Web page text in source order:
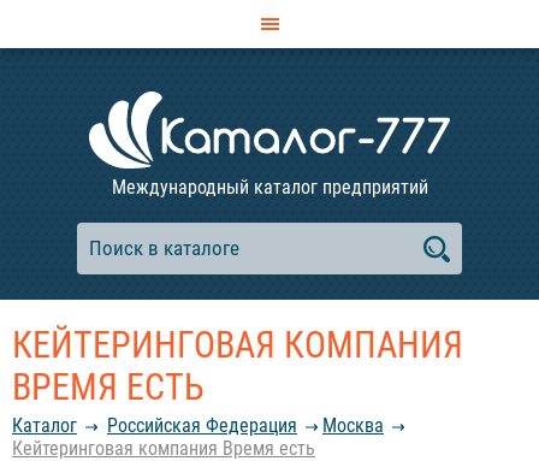
Международный каталог предприятий
КЕЙТЕРИНГОВАЯ КОМПАНИЯ
ВРЕМЯ ЕСТЬ
Каталог Российcкая Федерация
Москва
Кейтеринговая компания Время есть